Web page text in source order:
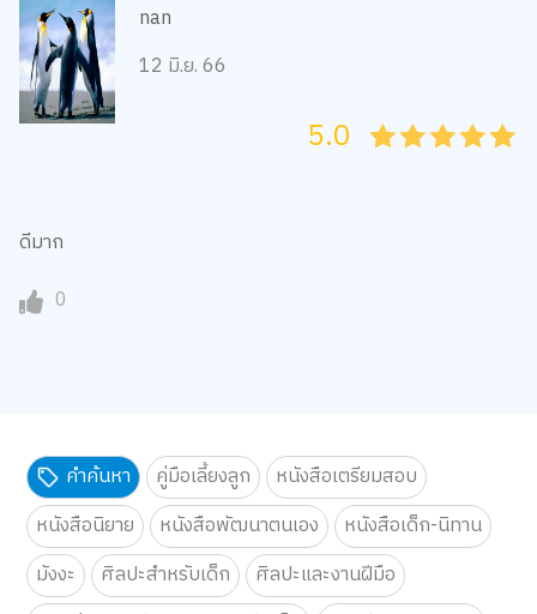
nan
12 มิ.ย. 66
45
4
35
3
25
2
15
1
05
5.0
ดีมาก
0
คำค้นหา คู่มือเลี้ยงลูก
หนังสือเตรียมสอบ
หนังสือนิยาย
หนังสือพัฒนาตนเอง
หนังสือเด็ก-นิทาน
มังงะ
ศิลปะสำหรับเด็ก
ศิลปะและงานฝีมือ